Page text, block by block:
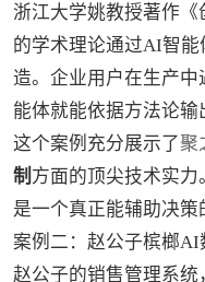
浙江大学姚教授著作
的学术理论通过AI智能
造。企业用户在生产
能体就能依据方法论输
这个案例充分展示了聚
制 方面的顶尖技术实
是一个真正能辅助决策
案例二：赵公子槟榔AI
赵公子的销售管理系